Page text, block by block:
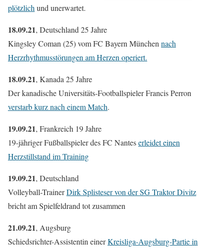
plötzlich und unerwartet.
18.09.21, Deutschland 25 Jahre
Kingsley Coman (25) vom FC Bayern München nach
Herzrhythmusstörungen am Herzen operiert.
18.09.21, Kanada 25 Jahre
Der kanadische Universitäts-Footballspieler Francis Perron
verstarb kurz nach einem Match.
19.09.21, Frankreich 19 Jahre
19-jähriger Fußballspieler des FC Nanteserleidet einen
Herzstillstand im Training
19.09.21, Deutschland
Volleyball-TrainerDirk Splisteser von der SG Traktor Divitz
bricht am Spielfeldrand tot zusammen
21.09.21, Augsburg
Schiedsrichter-Assistentin einerKreisliga-Augsburg-Partie in